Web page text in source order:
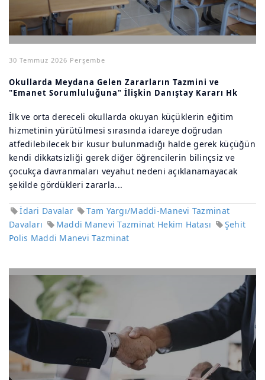
30 Temmuz 2026 Perşembe
Okullarda Meydana Gelen Zararların Tazmini ve
"Emanet Sorumluluğuna" İlişkin Danıştay Kararı Hk
İlk ve orta dereceli okullarda okuyan küçüklerin eğitim
hizmetinin yürütülmesi sırasında idareye doğrudan
atfedilebilecek bir kusur bulunmadığı halde gerek küçüğün
kendi dikkatsizliği gerek diğer öğrencilerin bilinçsiz ve
çocukça davranmaları veyahut nedeni açıklanamayacak
şekilde gördükleri zararla...
İdari Davalar
Tam Yargı/Maddi-Manevi Tazminat
Davaları
Maddi Manevi Tazminat Hekim Hatası
Şehit
Polis Maddi Manevi Tazminat